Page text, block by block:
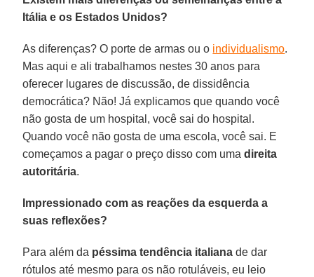
Itália e os Estados Unidos?
As diferenças? O porte de armas ou o individualismo.
Mas aqui e ali trabalhamos nestes 30 anos para
oferecer lugares de discussão, de dissidência
democrática? Não! Já explicamos que quando você
não gosta de um hospital, você sai do hospital.
Quando você não gosta de uma escola, você sai. E
começamos a pagar o preço disso com umadireita
autoritária.
Impressionado com as reações da esquerda a
suas reflexões?
Para além da péssima tendência italiana de dar
rótulos até mesmo para os não rotuláveis, eu leio